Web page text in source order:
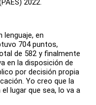
2022.
en
704 puntos,
de 582 y finalmente
en la disposición de
por decisión propia
Yo creo que la
lugar que sea, lo va a